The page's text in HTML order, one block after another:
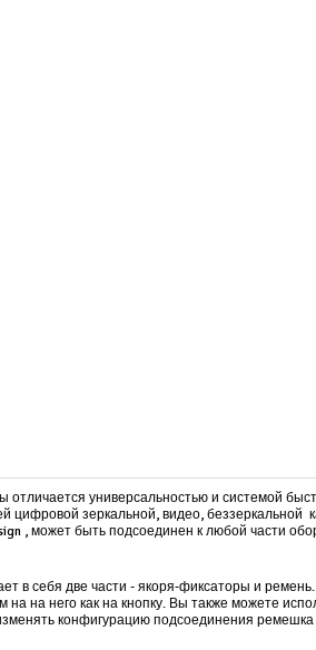
универсальностью и системой
цифровой зеркальной, видео,
, может быть подсоединен к любой части
в себя две части - якоря-фиксаторы и
на него как на кнопку. Вы также можете
конфигурацию подсоединения